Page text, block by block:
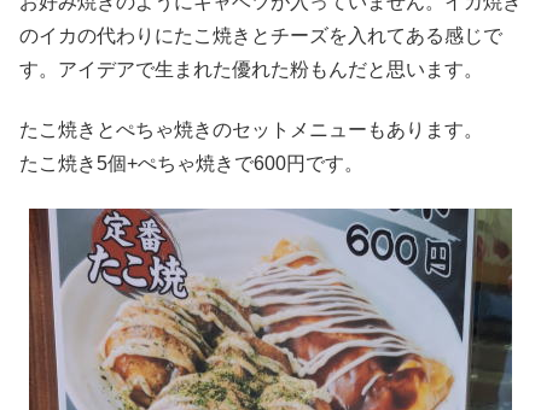
のイカの代わりにたこ焼きとチーズを入れてある感じで
す。アイデアで生まれた優れた粉もんだと思います。
たこ焼きとぺちゃ焼きのセットメニューもあります。
たこ焼き5個+ぺちゃ焼きで600円です。